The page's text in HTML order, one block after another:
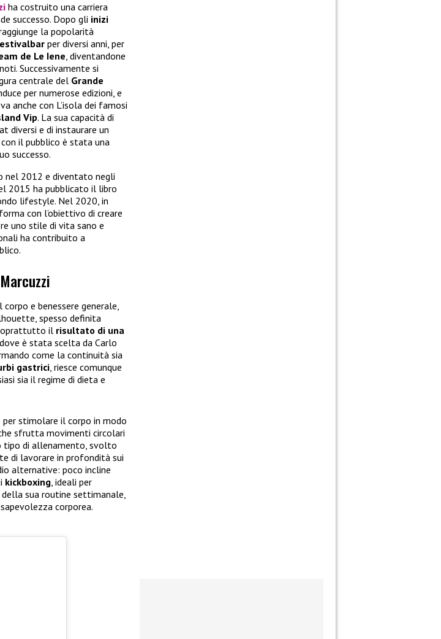
ha costruito una carriera
successo. Dopo gli inizi
la popolarità
per diversi anni, per
de Le Iene, diventandone
Successivamente si
centrale del Grande
per numerose edizioni, e
anche con L’isola dei famosi
Vip. La sua capacità di
diversi e di instaurare un
il pubblico è stata una
successo.
nel 2012 e diventato negli
2015 ha pubblicato il libro
lifestyle. Nel 2020, in
con l’obiettivo di creare
uno stile di vita sano e
ha contribuito a
e benessere generale,
spesso definita
il risultato di una
è stata scelta da Carlo
come la continuità sia
gastrici, riesce comunque
sia il regime di dieta e
per stimolare il corpo in modo
sfrutta movimenti circolari
tipo di allenamento, svolto
di lavorare in profondità sui
alternative: poco incline
kickboxing , ideali per
sua routine settimanale,
corporea.